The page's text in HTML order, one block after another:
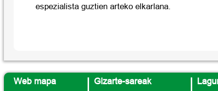
espezialista guztien arteko elkarlana.
Web mapa Gizarte-sareak